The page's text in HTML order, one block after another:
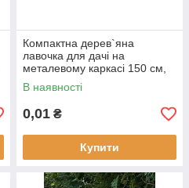
Компактна дерев`яна
лавочка для дачі на
металевому каркасі 150 см,
Лофт Коллінс
В наявності
0,01 ₴
Купити